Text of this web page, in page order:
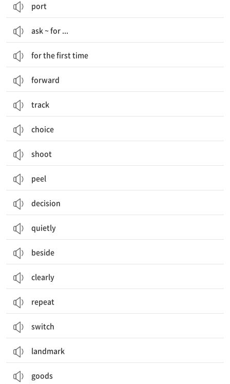
port
ask ~ for ...
for the first time
forward
track
choice
shoot
peel
decision
quietly
beside
clearly
repeat
switch
landmark
goods